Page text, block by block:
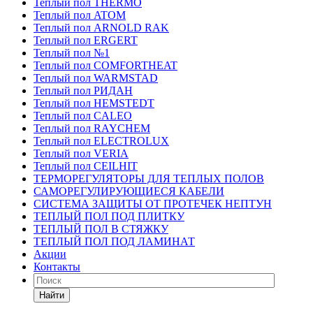
Теплый пол THERMO
Теплый пол ATOM
Теплый пол ARNOLD RAK
Теплый пол ERGERT
Теплый пол №1
Теплый пол COMFORTHEAT
Теплый пол WARMSTAD
Теплый пол РИДАН
Теплый пол HEMSTEDT
Теплый пол CALEO
Теплый пол RAYCHEM
Теплый пол ELECTROLUX
Теплый пол VERIA
Теплый пол CEILHIT
ТЕРМОРЕГУЛЯТОРЫ ДЛЯ ТЕПЛЫХ ПОЛОВ
САМОРЕГУЛИРУЮЩИЕСЯ КАБЕЛИ
СИСТЕМА ЗАЩИТЫ ОТ ПРОТЕЧЕК НЕПТУН
ТЕПЛЫЙ ПОЛ ПОД ПЛИТКУ
ТЕПЛЫЙ ПОЛ В СТЯЖКУ
ТЕПЛЫЙ ПОЛ ПОД ЛАМИНАТ
Акции
Контакты
Найти